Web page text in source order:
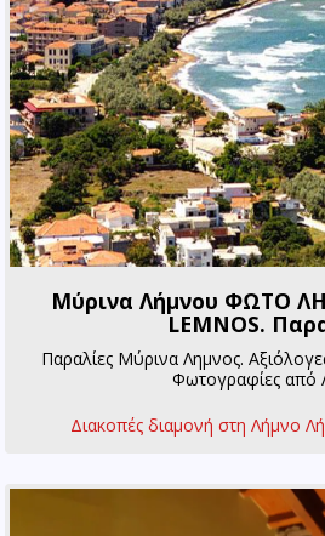
Μύρινα Λήμνου ΦΩΤΟ
LEMNOS.
Παραλίες Μύρινα Λημνος.
Φωτογραφίες από
Διακοπές διαμονή στη Λήμνο